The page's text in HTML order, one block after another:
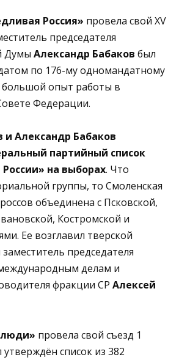
Россия» провела свой XV
председателя
Думы Александр Бабаков был
по 176-му одномандатному
большой опыт работы в
Федерации.
и Александр Бабаков
партийный список
на выборах. Что
группы, то Смоленская
объединена с Псковской,
Костромской и
Ее возглавил тверской
председателя
делам и
фракции СР Алексей
провела свой съезд 1
список из 382